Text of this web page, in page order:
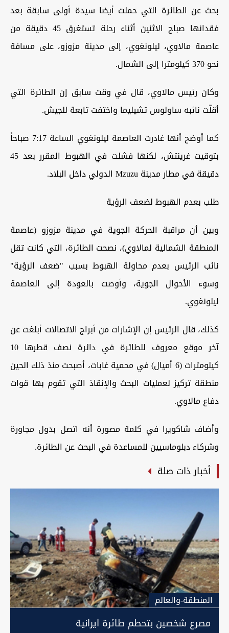
بحث عن الطائرة التي حملت أيضا سيدة أولى سابقة بعد
فقدانها صباح الاثنين أثناء رحلة تستغرق 45 دقيقة من
عاصمة مالاوي، ليلونغوي، إلى مدينة مزوزو، على مسافة
نحو 370 كيلومترا إلى الشمال.
وكان رئيس مالاوي، قال في وقت سابق إن الطائرة التي
أقلّت نائبه ساولوس تشيليما واختفت تابعة للجيش.
كما أوضح أنها غادرت العاصمة ليلونغوي الساعة 7:17 صباحاً
بتوقيت غرينتش، لكنها فشلت في الهبوط المقرر بعد 45
دقيقة في مطار مدينة Mzuzu الدولي داخل البلاد.
طلب بعدم الهبوط لضعف الرؤية
وبين أن مراقبة الحركة الجوية في مدينة مزوزو (عاصمة
المنطقة الشمالية لمالاوي)، نصحت الطائرة، التي كانت تقل
نائب الرئيس بعدم محاولة الهبوط بسبب "ضعف الرؤية"
وسوء الأحوال الجوية، وأوصت بالعودة إلى العاصمة
ليلونغوي.
كذلك، قال الرئيس إن الإشارات من أبراج الاتصالات أبلغت عن
آخر موقع معروف للطائرة في دائرة نصف قطرها 10
كيلومترات (6 أميال) في محمية غابات، أصبحت منذ ذلك الحين
منطقة تركيز لعمليات البحث والإنقاذ التي تقوم بها قوات
دفاع مالاوي.
وأضاف شاكويرا في كلمة مصورة أنه اتصل بدول مجاورة
وشركاء دبلوماسيين للمساعدة في البحث عن الطائرة.
أخبار ذات صلة
المنطقة-والعالم
مصرع شخصين بتحطم طائرة ايرانية